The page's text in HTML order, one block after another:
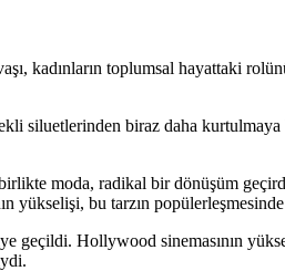
kadınların toplumsal hayattaki
siluetlerinden biraz daha
moda, radikal bir dönüşüm
yükselişi, bu tarzın
geçildi. Hollywood sinemasının